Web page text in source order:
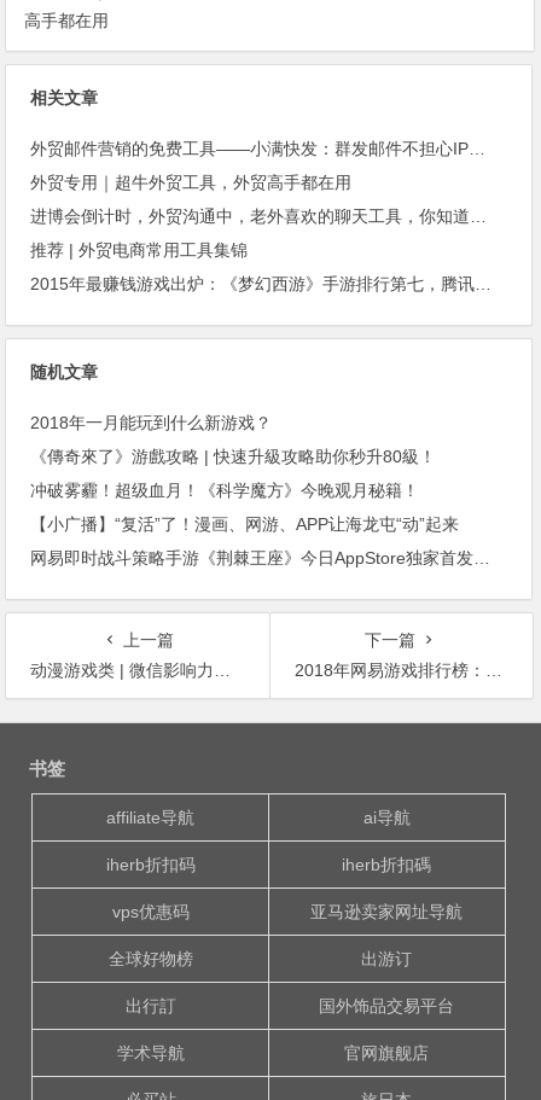
高手都在用
相关文章
外贸专用｜超牛外贸工具，外贸高手都在用
推荐 | 外贸电商常用工具集锦
随机文章
2018年一月能玩到什么新游戏？
《傳奇來了》游戲攻略 | 快速升級攻略助你秒升80級！
冲破雾霾！超级血月！《科学魔方》今晚观月秘籍！
【小广播】“复活”了！漫画、网游、APP让海龙屯“动”起来
上一篇
动漫游戏类 | 微信影响力排行榜20180104期 | 领库排行榜
下一篇
2018年网易游戏排行榜：网易手游赚钱排行榜
文
书签
affiliate导航 ai导航
iherb折扣码 iherb折扣碼
vps优惠码 亚马逊卖家网址导航
全球好物榜 出游订
出行訂 国外饰品交易平台
学术导航 官网旗舰店